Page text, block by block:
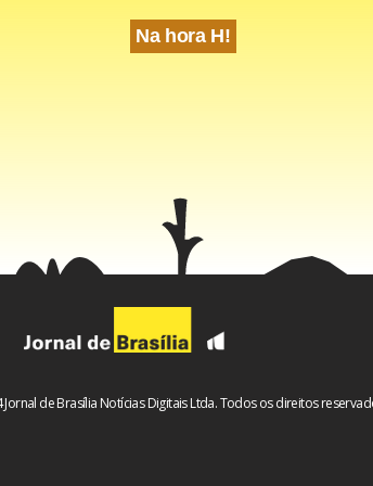
Na hora H!
de Brasília Notícias Digitais Ltda. Todos os direitos